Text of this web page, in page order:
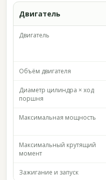
Двигатель
Двигатель
Объём двигателя
Диаметр цилиндра × ход
поршня
Максимальная мощность
Максимальный крутящий
момент
Зажигание и запуск